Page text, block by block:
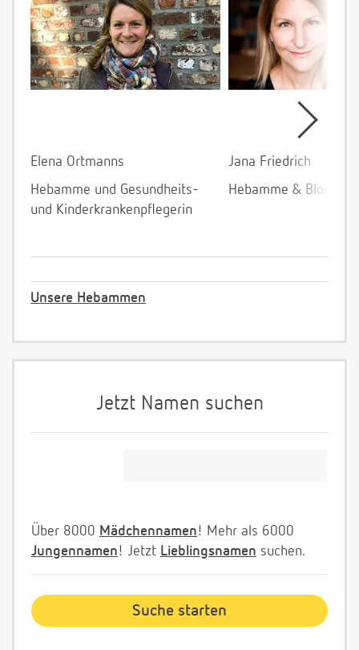
Elena Ortmanns
Hebamme und Gesundheits-
und Kinderkrankenpflegerin
Jana Friedrich
Hebamme &
Unsere Hebammen
Jetzt Namen suchen
Über 8000 Mädchennamen! Mehr als 6000
Jungennamen! Jetzt Lieblingsnamen suchen.